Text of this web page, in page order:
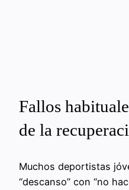
Fallos
de la
Muchos deportistas
“descanso” con “no